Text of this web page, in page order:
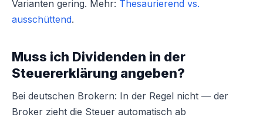
Varianten gering. Mehr: Thesaurierend vs.
ausschüttend.
Muss ich Dividenden in der
Steuererklärung angeben?
Bei deutschen Brokern: In der Regel nicht — der
Broker zieht die Steuer automatisch ab